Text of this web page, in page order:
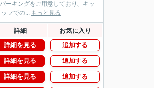
ーキングをご用意しており、キッ
フでの... もっと見る
詳細 お気に入り
詳細を見る 追加する
詳細を見る 追加する
詳細を見る 追加する